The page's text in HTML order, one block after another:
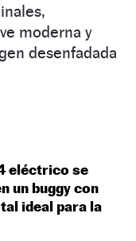
moderna y
desenfadada
eléctrico se
un buggy con
ideal para la